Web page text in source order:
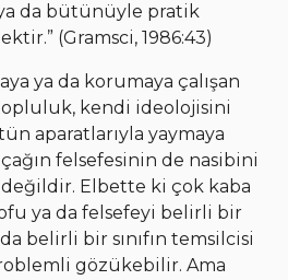
da bütünüyle pratik
(Gramsci, 1986:43)
ya da korumaya çalışan
topluluk, kendi ideolojisini
aparatlarıyla yaymaya
felsefesinin de nasibini
Elbette ki çok kaba
ya da felsefeyi belirli bir
belirli bir sınıfın temsilcisi
gözükebilir. Ama